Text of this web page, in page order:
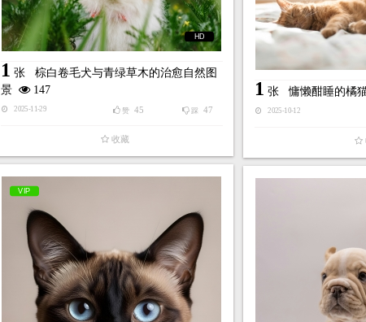
HD
1 张 棕白卷毛犬与青绿草木的治愈自然图
景
147
2025-11-29 踩 47
赞 45
收藏
1 张慵懒酣睡的橘
2025-10-12
VIP